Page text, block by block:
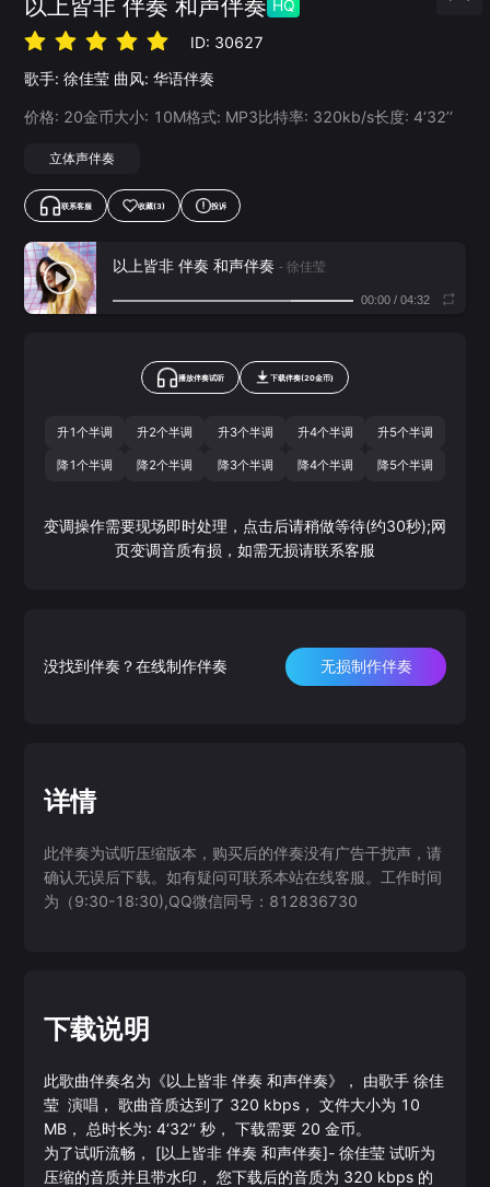
以上皆非 伴奏 和声伴奏 HQ
ID: 30627
歌手: 徐佳莹 曲风: 华语伴奏
价格: 20金币大小: 10M格式: MP3比特率: 320kb/s长度: 4‘32’‘
立体声伴奏
联系客服 收藏(3) 投诉
以上皆非 伴奏 和声伴奏 - 徐佳莹
00:00/ 04:32
播放伴奏试听 下载伴奏(20金币)
升1个半调 升2个半调 升3个半调 升4个半调 升5个半调
降1个半调 降2个半调 降3个半调 降4个半调 降5个半调
变调操作需要现场即时处理，点击后请稍做等待(约30秒);网
页变调音质有损，如需无损请联系客服
没找到伴奏？在线制作伴奏 无损制作伴奏
详情
此伴奏为试听压缩版本，购买后的伴奏没有广告干扰声，请
确认无误后下载。如有疑问可联系本站在线客服。工作时间
为（9:30-18:30),QQ微信同号：812836730
下载说明
此歌曲伴奏名为《以上皆非 伴奏 和声伴奏》， 由歌手 徐佳
莹 演唱， 歌曲音质达到了 320 kbps， 文件大小为 10
MB， 总时长为: 4‘32’‘秒， 下载需要 20 金币。
为了试听流畅， [以上皆非 伴奏 和声伴奏]- 徐佳莹 试听为
压缩的音质并且带水印， 您下载后的音质为 320 kbps 的